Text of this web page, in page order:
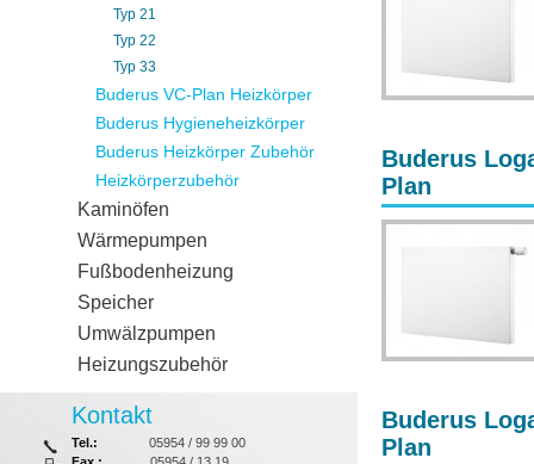
Buderus
Plan
Buderus
Plan
Typ 21
Typ 22
Typ 33
Buderus VC-Plan Heizkörper
Buderus Hygieneheizkörper
Buderus Heizkörper Zubehör
Heizkörperzubehör
Kaminöfen
Wärmepumpen
Fußbodenheizung
Speicher
Umwälzpumpen
Heizungszubehör
Kontakt
Tel.:
05954 / 99 99 00